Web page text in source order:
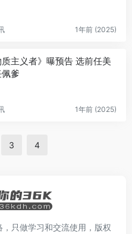
1年前 (2025)
主义者》曝预告 选前任美
爹
1年前 (2025)
3 4
只做学习和交流使用，版权